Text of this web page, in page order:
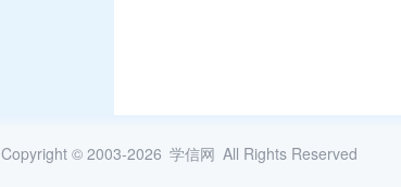
Copyright © 2003-2026 学信网 All Rights Reserved